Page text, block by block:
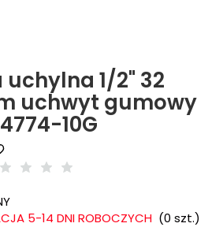
1/2" 32
uchwyt gumowy
10G
5-14 DNI ROBOCZYCH (0 szt.)